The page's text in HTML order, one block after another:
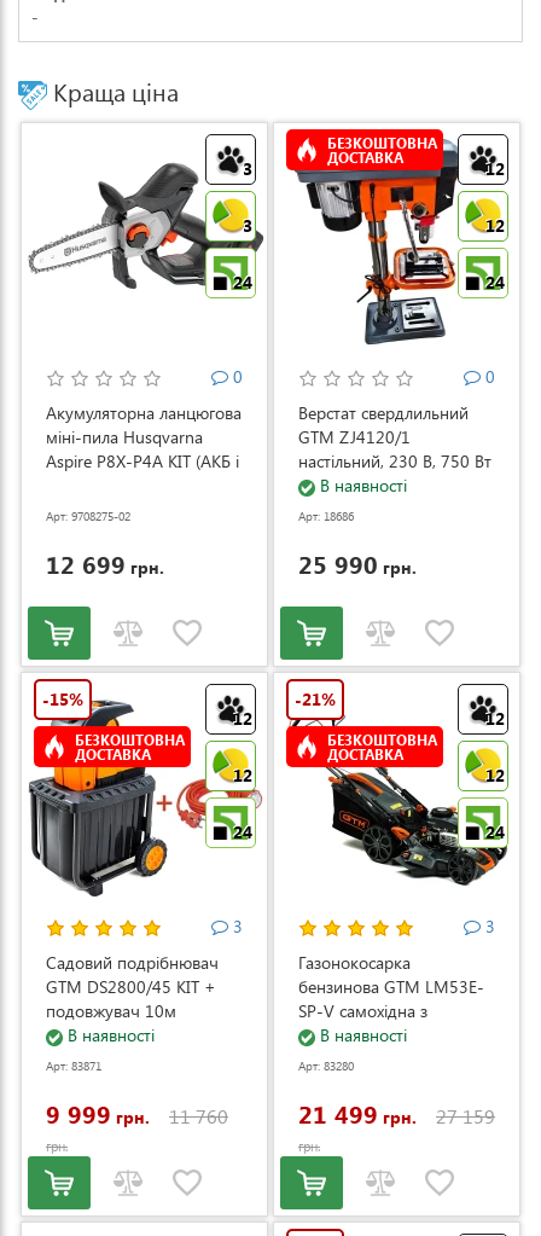
-
Краща ціна
3
3
24
0
Акумуляторна ланцюгова
міні-пила Husqvarna
Aspire P8X-P4A KIT (АКБ і
Арт: 9708275-02
12 699 грн.
12
12
24
БЕЗКОШТОВНА
ДОСТАВКА
0
Верстат свердлильний
GTM ZJ4120/1
настільний, 230 В, 750 Вт
(ZJ4120/1)
В наявності
Арт: 18686
25 990 грн.
12
12
24
-15%
БЕЗКОШТОВНА
ДОСТАВКА
3
Садовий подрібнювач
GTM DS2800/45 KIT +
подовжувач 10м
(DS2800/45_KIT+ext.cord)
В наявності
Арт: 83871
9 999 грн. 11 760
грн.
12
12
24
-21%
БЕЗКОШТОВНА
ДОСТАВКА
3
Газонокосарка
бензинова GTM LM53E-
SP-V самохідна з
електростартером та
регулюванням швидкості
В наявності
Арт: 83280
21 499 грн. 27 159
грн.